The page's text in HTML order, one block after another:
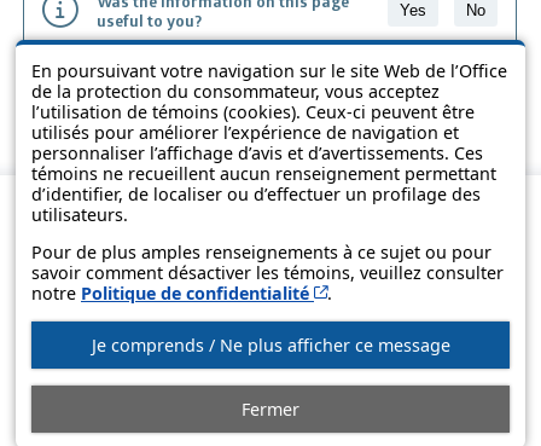
En poursuivant votre navigation sur le site Web de l’Office
de la protection du consommateur, vous acceptez
l’utilisation de témoins (cookies). Ceux-ci peuvent être
utilisés pour améliorer l’expérience de navigation et
personnaliser l’affichage d’avis et d’avertissements. Ces
témoins ne recueillent aucun renseignement permettant
d’identifier, de localiser ou d’effectuer un profilage des
utilisateurs.
Pour de plus amples renseignements à ce sujet ou pour
savoir comment désactiver les témoins, veuillez consulter
notre Politique de confidentialité Cet hyperlien s’ouvrira
.
Je comprends / Ne plus afficher ce message
Fermer
useful to you?
Yes No
The information contained on this page is presented in simple terms to
make it easier to understand. It does not replace the texts of the laws
and regulations.
© Government of Québec, 2013-2025